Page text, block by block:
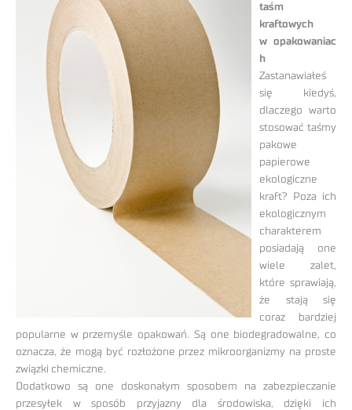
taśm
kraftowych
w opakowaniac
h
Zastanawiałeś
się kiedyś,
dlaczego warto
stosować taśmy
pakowe
papierowe
ekologiczne
kraft? Poza ich
ekologicznym
charakterem
posiadają one
wiele zalet,
które sprawiają,
że stają się
coraz bardziej
popularne w przemyśle opakowań. Są one biodegradowalne, co
oznacza, że mogą być rozłożone przez mikroorganizmy na proste
związki chemiczne.
Dodatkowo są one doskonałym sposobem na zabezpieczanie
przesyłek w sposób przyjazny dla środowiska, dzięki ich